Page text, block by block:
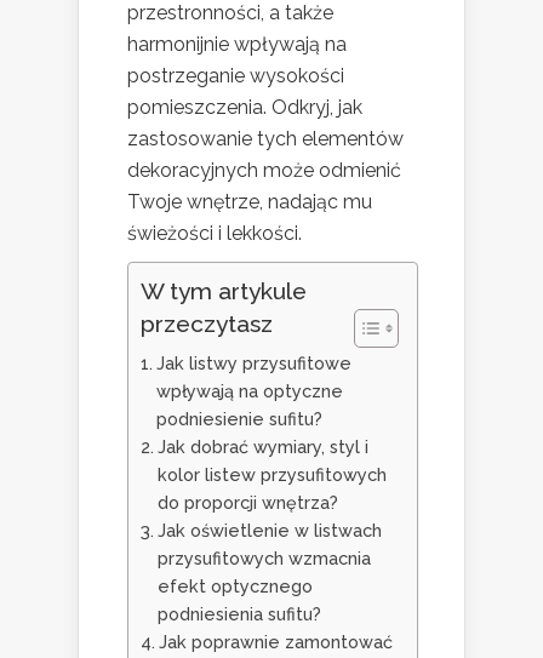
przestronności, a także
harmonijnie wpływają na
postrzeganie wysokości
pomieszczenia. Odkryj, jak
zastosowanie tych elementów
dekoracyjnych może odmienić
Twoje wnętrze, nadając mu
świeżości i lekkości.
W tym artykule
przeczytasz
Jak listwy przysufitowe
wpływają na optyczne
podniesienie sufitu?
Jak dobrać wymiary, styl i
kolor listew przysufitowych
do proporcji wnętrza?
Jak oświetlenie w listwach
przysufitowych wzmacnia
efekt optycznego
podniesienia sufitu?
Jak poprawnie zamontować